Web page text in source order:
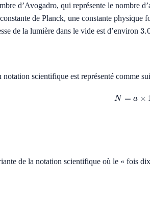
d’Avogadro, qui représente le nombre
de Planck, une constante physique
de la lumière dans le vide est d’environ
notation scientifique est représenté comme
N= a×10
de la notation scientifique où le « fois